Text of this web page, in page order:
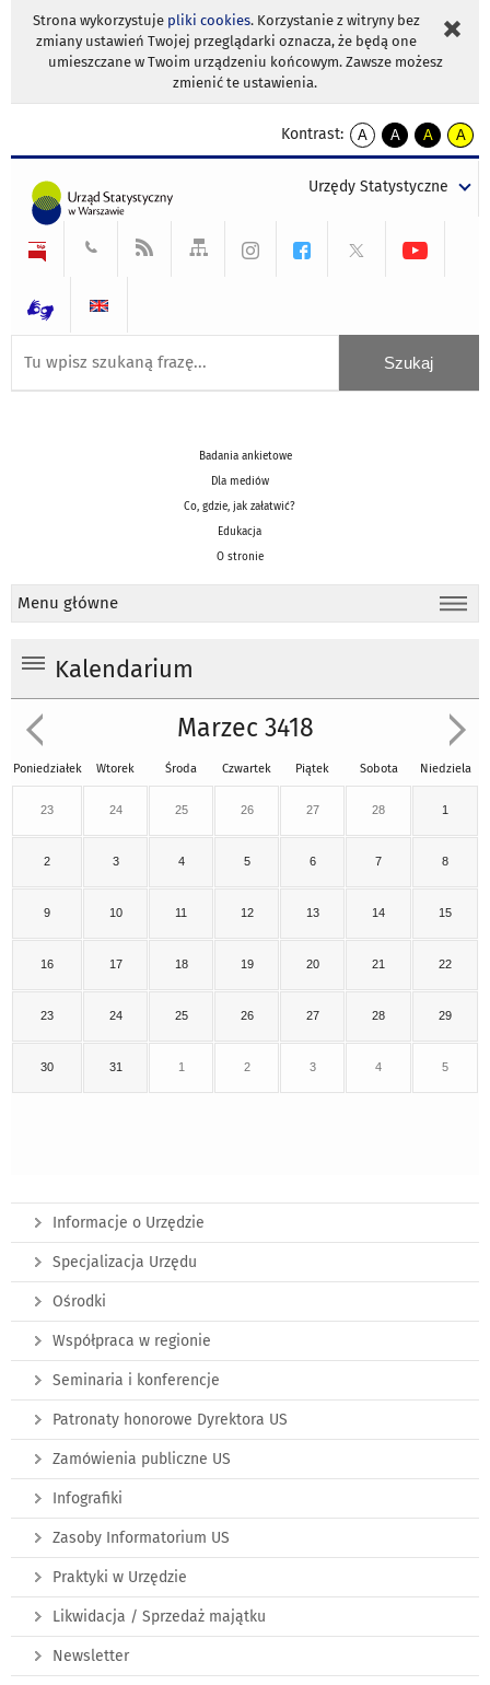
Strona wykorzystuje pliki cookies. Korzystanie z witryny bez
zmiany ustawień Twojej przeglądarki oznacza, że będą one
umieszczane w Twoim urządzeniu końcowym. Zawsze możesz
zmienić te ustawienia.
Kontrast:
A
kontrast
A
kontrast
tekst
czarnym
A
kontrast
tekst
czarnym
A
tekst
żółtym
Urzędy Statystyczne
Badania ankietowe
Dla mediów
Co, gdzie, jak załatwić?
Edukacja
O stronie
Menu główne
Kalendarium
Marzec 3418
Poniedziałek Wtorek Środa Czwartek Piątek Sobota Niedziela
23 24 25 26 27 28 1
2 3 4 5 6 7 8
9 10 11 12 13 14 15
16 17 18 19 20 21 22
23 24 25 26 27 28 29
30 31 1 2 3 4 5
Informacje o Urzędzie
Specjalizacja Urzędu
Ośrodki
Współpraca w regionie
Seminaria i konferencje
Patronaty honorowe Dyrektora US
Zamówienia publiczne US
Infografiki
Zasoby Informatorium US
Praktyki w Urzędzie
Likwidacja / Sprzedaż majątku
Newsletter